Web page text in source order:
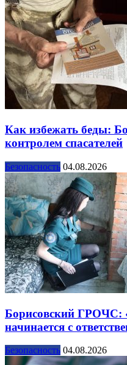
Как избежать беды:
контролем спасателей
Безопасность 04.08.2026
Борисовский ГРОЧС:
начинается с
Безопасность 04.08.2026